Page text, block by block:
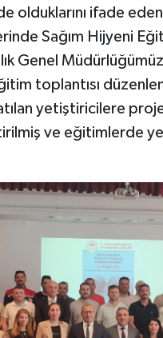
olduklarını ifade
Sağım Hijyeni
Genel
toplantısı
yetiştiricilere
ve eğitimlerde